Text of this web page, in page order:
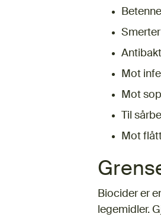
Mot
Mot
Til
Mot
Biocider er
legemidler.